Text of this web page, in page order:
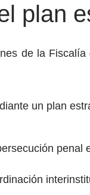
plan
de la
un plan
penal